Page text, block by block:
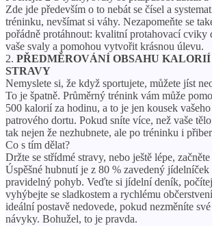
Zde jde především o to nebát se čísel a
tréninku, nevšímat si váhy. Nezapomeňte se
pořádně protáhnout: kvalitní protahovací cviky
vaše svaly a pomohou vytvořit krásnou úlevu.
2. PŘEDMĚROVÁNÍ OBSAHU
STRAVY
Nemyslete si, že když sportujete, můžete jíst
To je špatně. Průměrný trénink vám může
500 kalorií za hodinu, a to je jen kousek
patrového dortu. Pokud sníte více, než vaše
tak nejen že nezhubnete, ale po tréninku i
Co s tím dělat?
Držte se střídmé stravy, nebo ještě lépe,
Úspěšné hubnutí je z 80 % zavedený jídelníček
pravidelný pohyb. Veďte si jídelní deník,
vyhýbejte se sladkostem a rychlému
ideální postavě nedovede, pokud nezměníte
návyky. Bohužel, to je pravda.